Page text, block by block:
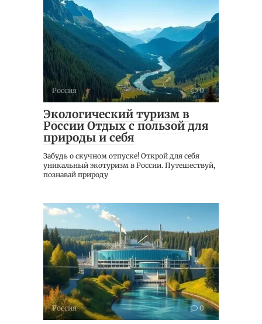
Россия 0
Экологический туризм в
России Отдых с пользой для
природы и себя
Забудь о скучном отпуске! Открой для себя
уникальный экотуризм в России. Путешествуй,
познавай природу
Россия 0